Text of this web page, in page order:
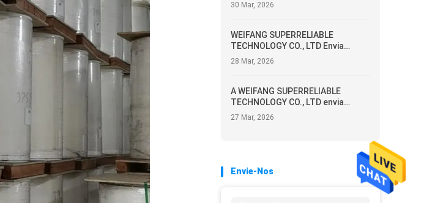
30 Mar, 2026
WEIFANG SUPERRELIABLE
TECHNOLOGY CO., LTD Envia
etiquetas autoaderentes para o
Equador
28 Mar, 2026
A WEIFANG SUPERRELIABLE
TECHNOLOGY CO., LTD envia
etiquetas térmicas para a
Argentina.
27 Mar, 2026
Envie-Nos